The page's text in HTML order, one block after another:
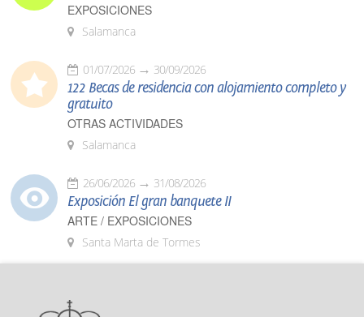
EXPOSICIONES
Salamanca
01/07/2026 30/09/2026
122 Becas de residencia con alojamiento completo y
gratuito
OTRAS ACTIVIDADES
Salamanca
26/06/2026 31/08/2026
Exposición El gran banquete II
ARTE / EXPOSICIONES
Santa Marta de Tormes